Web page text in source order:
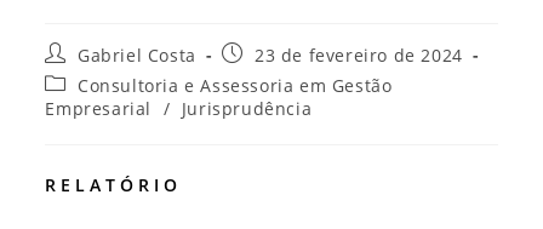
Autor
do
post:
Gabriel Costa
Post
publicado:
23 de fevereiro de 2024
Categoria
do
Consultoria e Assessoria em Gestão
Empresarial
/ Jurisprudência
R E L A T Ó R I O